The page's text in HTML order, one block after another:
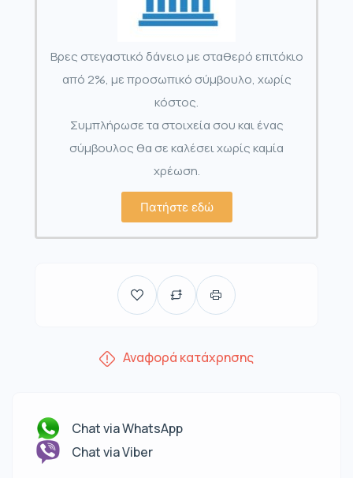
Βρες στεγαστικό δάνειο με σταθερό επιτόκιο
από 2%, με προσωπικό σύμβουλο, χωρίς
κόστος.
Συμπλήρωσε τα στοιχεία σου και ένας
σύμβουλος θα σε καλέσει χωρίς καμία
χρέωση.
Πατήστε εδώ
Αναφορά κατάχρησης
Chat via WhatsApp
Chat via Viber